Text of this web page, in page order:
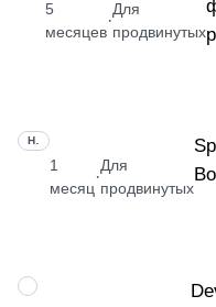
5
месяцев
·
Для
продвинутых
1
месяц
·
Для
продвинутых
ПРОФЕССИЯ